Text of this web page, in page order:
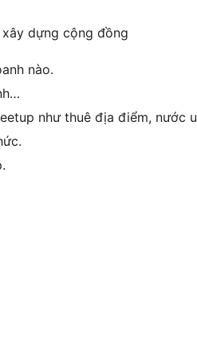
dựng cộng đồng
nào.
như thuê địa điểm, nước